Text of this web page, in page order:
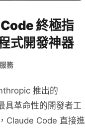
終極指
式開發神器
務
推出的
具革命性的開發者工
Claude Code 直接進